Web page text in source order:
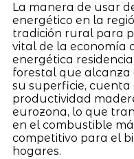
La manera de usar
energético en la
tradición rural para
vital de la economía
energética
forestal que alcanza
su superficie, cuenta
productividad
eurozona, lo que
en el combustible
competitivo para el
hogares.